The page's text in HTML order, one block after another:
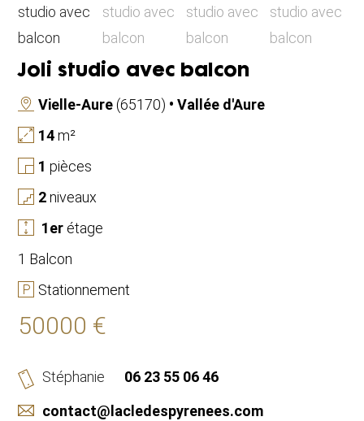
Joli studio avec balcon
Vielle-Aure (65170) • Vallée d'Aure
14m²
1 pièces
2niveaux
1er étage
1 Balcon
Stationnement
50000 €
Stéphanie
06 23 55 06 46
contact@lacledespyrenees.com